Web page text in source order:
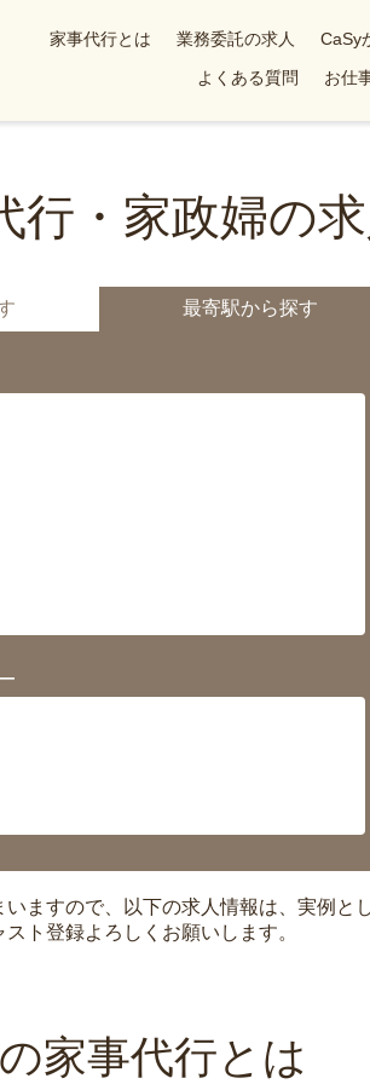
家事代行とは 業務委託の求人 CaSy
よくある質問
お仕
行・家政婦の
最寄駅から探す
ますので、以下の求人情報は、実例と
ト登録よろしくお願いします。
家事代行とは